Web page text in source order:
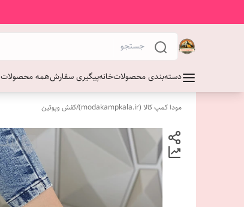
دسته‌بندی محصولاتخانهپیگیری سفارشهمه محصولات
مودا کمپ کالا (modakampkala.ir) /کفش وپوتین